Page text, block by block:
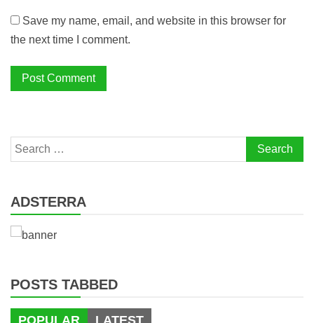
Save my name, email, and website in this browser for
the next time I comment.
Search
for:
ADSTERRA
POSTS TABBED